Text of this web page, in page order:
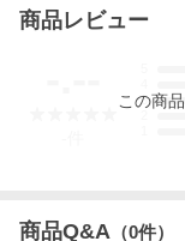
商品レビュー
3
この商品
商品Q&A （0件）